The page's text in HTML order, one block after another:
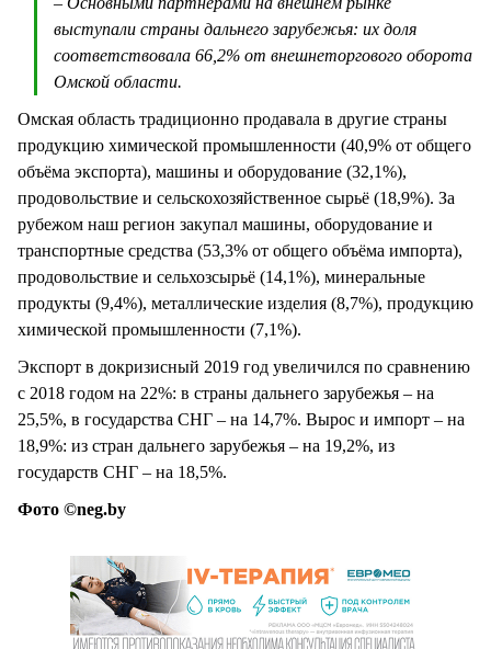
выступали страны дальнего зарубежья: их доля
соответствовала 66,2% от внешнеторгового оборота
Омской области.
Омская область традиционно продавала в другие страны
продукцию химической промышленности (40,9% от общего
объёма экспорта), машины и оборудование (32,1%),
продовольствие и сельскохозяйственное сырьё (18,9%). За
рубежом наш регион закупал машины, оборудование и
транспортные средства (53,3% от общего объёма импорта),
продовольствие и сельхозсырьё (14,1%), минеральные
продукты (9,4%), металлические изделия (8,7%), продукцию
химической промышленности (7,1%).
Экспорт в докризисный 2019 год увеличился по сравнению
с 2018 годом на 22%: в страны дальнего зарубежья – на
25,5%, в государства СНГ – на 14,7%. Вырос и импорт – на
18,9%: из стран дальнего зарубежья – на 19,2%, из
государств СНГ – на 18,5%.
Фото ©neg.by